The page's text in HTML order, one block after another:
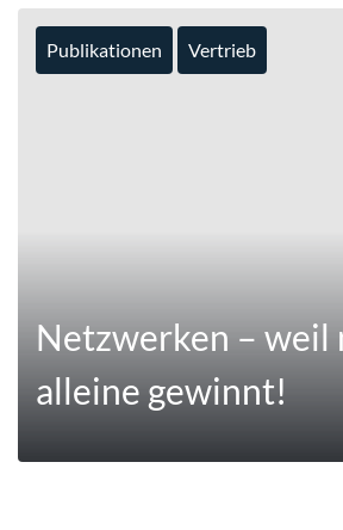
Publikationen Vertrieb
Netzwerken – weil
alleine gewinnt!